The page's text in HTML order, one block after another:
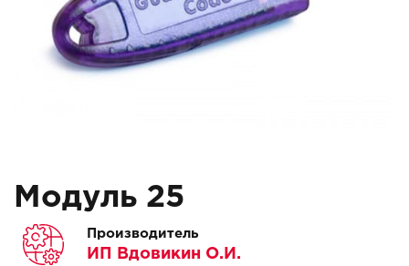
Модуль 25
Производитель
ИП Вдовикин О.И.